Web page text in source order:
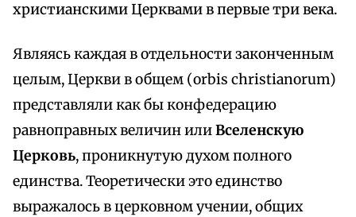
христианскими Церквами в первые три века.
Являясь каждая в отдельности законченным
целым, Церкви в общем (orbis christianorum)
представляли как бы конфедерацию
равноправных величин илиВселенскую
Церковь, проникнутую духом полного
единства. Теоретически это единство
выражалось в церковном учении, общих